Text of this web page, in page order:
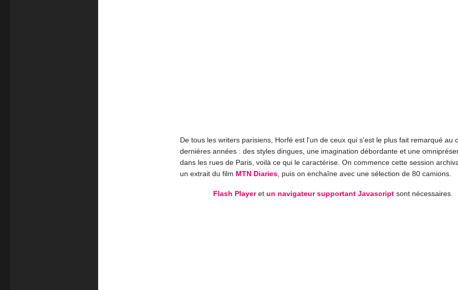
De tous les writers parisiens, Horfé est l'un de ceux qui s'est le plus fait remarqué au
dernières années : des styles dingues, une imagination débordante et une
dans les rues de Paris, voilà ce qui le caractérise. On commence cette session
un extrait du film MTN Diaries , puis on enchaîne avec une sélection de 80 camions.
Flash Playeret un navigateur supportant Javascript sont nécessaires.